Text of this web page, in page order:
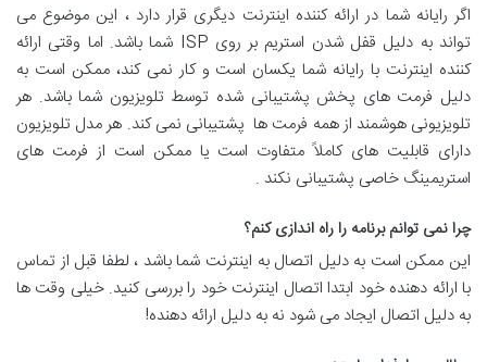
اگر رایانه شما در ارائه کننده اینترنت دیگری قرار دارد ، این موضوع می
تواند به دلیل قفل شدن استریم بر روی ISP شما باشد. اما وقتی ارائه
کننده اینترنت با رایانه شما یکسان است و کار نمی کند، ممکن است به
دلیل فرمت های پخش پشتیبانی شده توسط تلویزیون شما باشد. هر
تلویزیونی هوشمند از همه فرمت ها پشتیبانی نمی کند. هر مدل تلویزیون
دارای قابلیت های کاملاً متفاوت است یا ممکن است از فرمت های
استریمینگ خاصی پشتیبانی نکند .
چرا نمی توانم برنامه را راه اندازی کنم؟
این ممکن است به دلیل اتصال به اینترنت شما باشد ، لطفا قبل از تماس
با ارائه دهنده خود ابتدا اتصال اینترنت خود را بررسی کنید. خیلی وقت ها
به دلیل اتصال ایجاد می شود نه به دلیل ارائه دهنده!